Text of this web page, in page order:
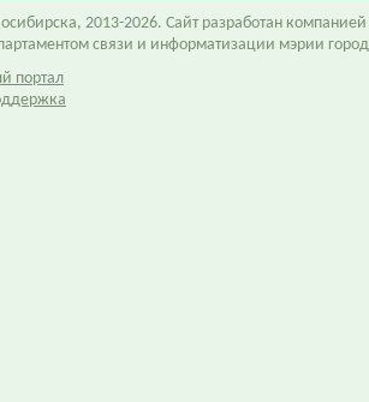
2013-2026. Сайт разработан компанией
связи и информатизации мэрии
портал